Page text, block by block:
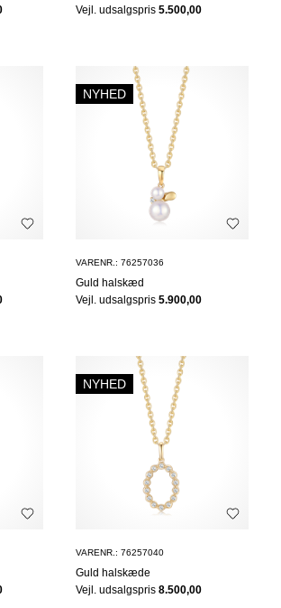
Vejl. udsalgspris5.500,00
NYHED
VARENR.: 76257036
Guld halskæd
Vejl. udsalgspris5.900,00
NYHED
VARENR.: 76257040
Guld halskæde
Vejl. udsalgspris8.500,00